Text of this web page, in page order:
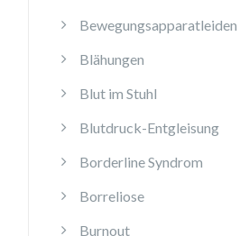
Bewegungsapparatleiden
Blähungen
Blut im Stuhl
Blutdruck-Entgleisung
Borderline Syndrom
Borreliose
Burnout